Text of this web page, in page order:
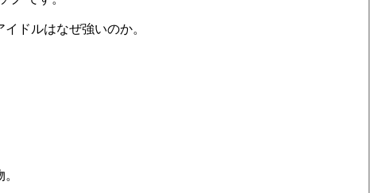
ドルはなぜ強いのか。